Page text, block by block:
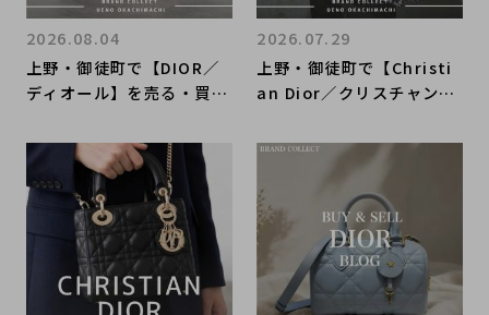
上野・御徒町で【DIOR／
ディオール】を売る・買う
御徒町店｜Cannage Car
o Orchard Long Wallet
／カナージュ カロ オーチ
ャード ロングウォレット
入荷｜Buy & Sell Luxury
in Ueno Tokyo｜Tax-Fr
ee Available
2026.08.04
上野・御徒町で【Christi
an Dior／クリスチャンデ
らブランドコレクト上野御
徒町店｜Book Tote Medi
ium／ブックトートミディ
アム入荷｜Buy & Sell Lu
xury in Ueno Tokyo｜T
ax-Free Available
2026.07.29